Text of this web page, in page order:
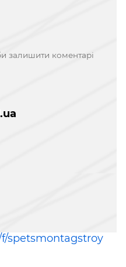
залишити коментарі
spetsmontagstroy